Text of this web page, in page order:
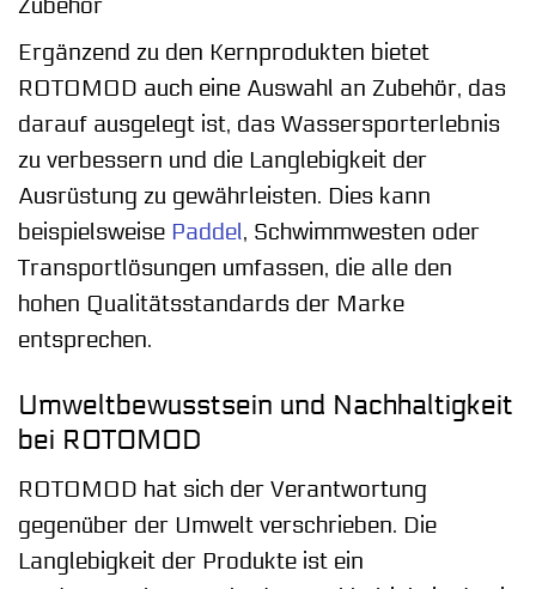
Zubehör
Ergänzend zu den Kernprodukten bietet
ROTOMOD auch eine Auswahl an Zubehör, das
darauf ausgelegt ist, das Wassersporterlebnis
zu verbessern und die Langlebigkeit der
Ausrüstung zu gewährleisten. Dies kann
beispielsweise Paddel, Schwimmwesten oder
Transportlösungen umfassen, die alle den
hohen Qualitätsstandards der Marke
entsprechen.
Umweltbewusstsein und Nachhaltigkeit
bei ROTOMOD
ROTOMOD hat sich der Verantwortung
gegenüber der Umwelt verschrieben. Die
Langlebigkeit der Produkte ist ein